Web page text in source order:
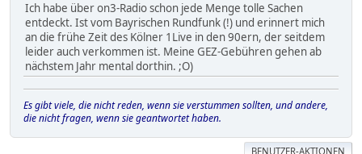
Ich habe über on3-Radio schon jede Menge tolle Sachen
entdeckt. Ist vom Bayrischen Rundfunk (!) und erinnert mich
an die frühe Zeit des Kölner 1Live in den 90ern, der seitdem
leider auch verkommen ist. Meine GEZ-Gebühren gehen ab
nächstem Jahr mental dorthin. ;O)
Es gibt viele, die nicht reden, wenn sie verstummen sollten, und andere,
die nicht fragen, wenn sie geantwortet haben.
BENUTZER-AKTIONEN